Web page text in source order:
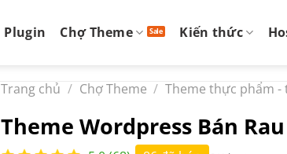
Plugin Chợ Theme Kiến thức
Trang chủ / Chợ Theme / Theme thực phẩm -
Theme Wordpress Bán